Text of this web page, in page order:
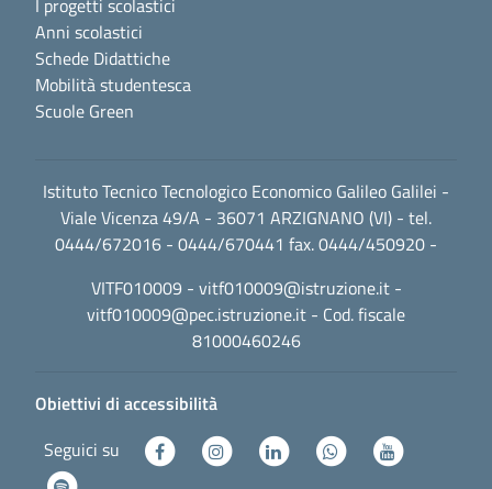
Anni scolastici
Schede Didattiche
Mobilità studentesca
Scuole Green
Istituto Tecnico Tecnologico Economico Galileo Galilei -
Viale Vicenza 49/A - 36071 ARZIGNANO (VI) - tel.
0444/672016 - 0444/670441 fax. 0444/450920 -
VITF010009 - vitf010009@istruzione.it-
vitf010009@pec.istruzione.it - Cod. fiscale
81000460246
Obiettivi di accessibilità
Seguici su